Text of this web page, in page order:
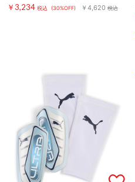
￥3,234 税込 (30%OFF) ￥4,620 税込